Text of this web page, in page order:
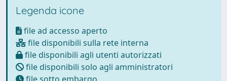
Legenda icone
file ad accesso aperto
file disponibili sulla rete interna
file disponibili agli utenti autorizzati
file disponibili solo agli amministratori